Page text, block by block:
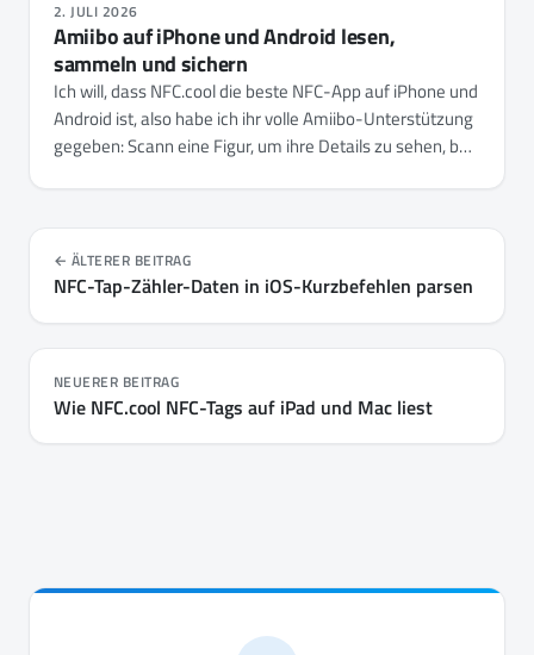
2. JULI 2026
Amiibo auf iPhone und Android lesen,
sammeln und sichern
Ich will, dass NFC.cool die beste NFC-App auf iPhone und
Android ist, also habe ich ihr volle Amiibo-Unterstützung
gegeben: Scann eine Figur, um ihre Details zu sehen, bau
Haube wirklich funktionieren - und warum die App keine
Keys mitliefert.
ÄLTERER BEITRAG
NFC-Tap-Zähler-Daten in iOS-Kurzbefehlen parsen
NEUERER BEITRAG
Wie NFC.cool NFC-Tags auf iPad und Mac liest